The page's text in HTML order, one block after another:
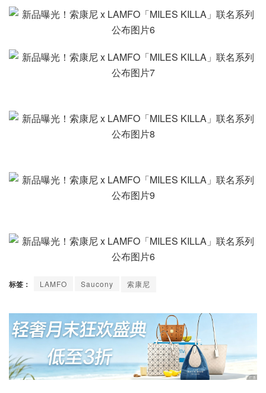
标签： LAMFO Saucony 索康尼